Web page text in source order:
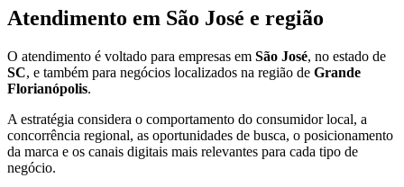
Atendimento em São José e região
O atendimento é voltado para empresas em São José, no estado de
SC, e também para negócios localizados na região de Grande
Florianópolis.
A estratégia considera o comportamento do consumidor local, a
concorrência regional, as oportunidades de busca, o posicionamento
da marca e os canais digitais mais relevantes para cada tipo de
negócio.